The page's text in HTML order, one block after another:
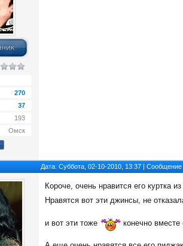
270
37
193
Омск
Дата: Суббота, 02-10-2010, 13:37 |
Короче, очень нравится его куртка
Нравятся вот эти джинсы, не
и вот эти тоже конечно